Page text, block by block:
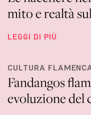
mito e realtà
LEGGI DI PIÙ
CULTURA
Fandangos
evoluzione del